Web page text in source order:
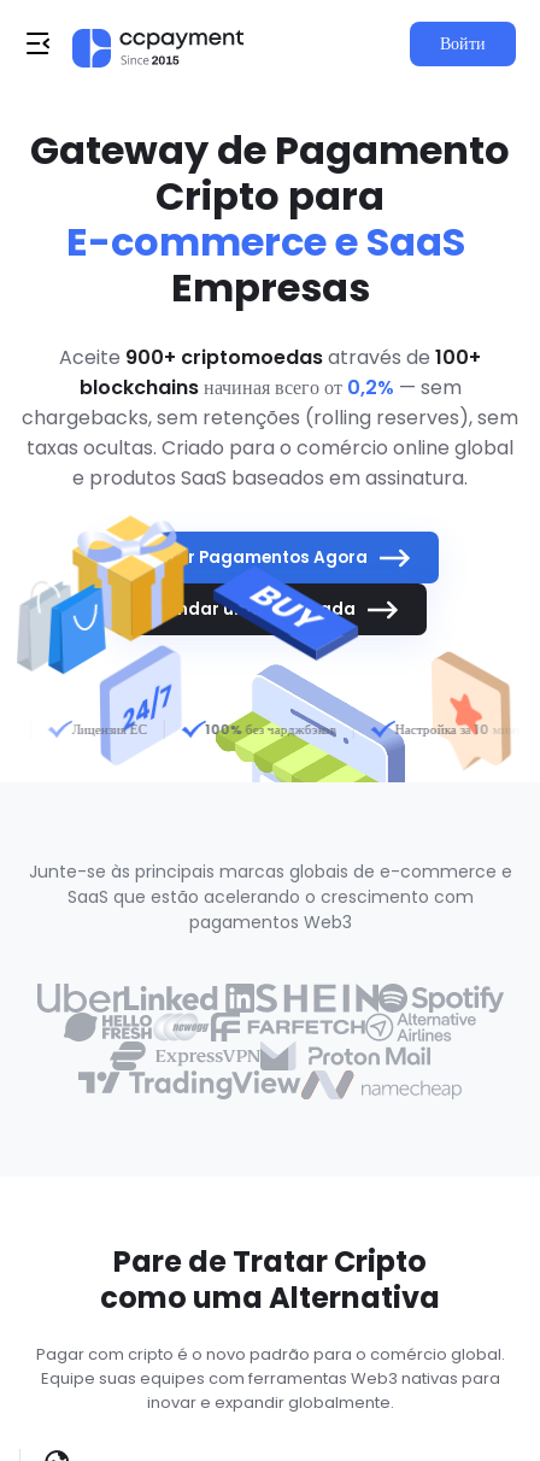
Войти
Gateway de Pagamento
Cripto para
E-commerce e SaaS
Empresas
Aceite 900+ criptomoedasatravés de 100+
blockchainsначиная всего от 0,2% — sem
chargebacks, sem retenções (rolling reserves), sem
taxas ocultas. Criado para o comércio online global
e produtos SaaS baseados em assinatura.
Aceitar Pagamentos Agora
Agendar uma Chamada
Лицензия ЕС 100% без чарджбэков Настройка за 10 минут
Junte-se às principais marcas globais de e-commerce e
SaaS que estão acelerando o crescimento com
pagamentos Web3
Pare de Tratar Cripto
como uma Alternativa
Pagar com cripto é o novo padrão para o comércio global.
Equipe suas equipes com ferramentas Web3 nativas para
inovar e expandir globalmente.